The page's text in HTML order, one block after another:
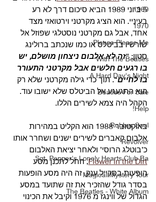
1969
1970
Please Please Me
With The Beatles
A Hard Day's Night
Beatles For Sale
Help!
Rubber Soul
Revolver
Sgt. Pepper's Lonely Hearts Club Ba
Magical Mystery Tour
The Beatles - White Album
5 ביוני 1989 הביא סיכום דרך לא רע
בעיניי. הוא הציג מקרטני וירטואזי מצד
אחד, אבל גם מקרטני נוסטלגי שפוזל אל
שורשיו בביטלס או כמו שנכתב ברולינג
סטון: “זה לא אלבום ניצחון מושלם, יש
בו רגעים חלשים אבל מקרטני התעורר
בו לחיים“. תוך כדי גילה מקרטני שלא רק
הוא התגעגע אל הביטלס שלא ישובו עוד.
הקהל היה צמא לשירים הללו.
באוקטובר 1988 הוא הקליט במהירות
אלבום קאברים לשירים ישנים ושחרר אותו
כ’בוטלג הרוסי’ ולאחר יציאת האלבום
Flower in the Dirt, החל לתכנן מסע
הופעות בסקייל ענק. זה היה מסע הופעות
בסדר גודל שהזכיר את זה שתועד במסע
הגדול של ווינגז מ 1976 וקיבל את הכינוי